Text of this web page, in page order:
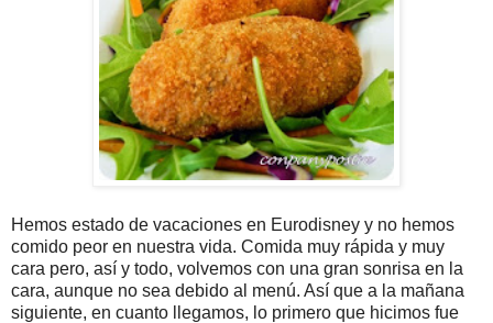
Hemos estado de vacaciones en Eurodisney y no hemos
comido peor en nuestra vida. Comida muy rápida y muy
cara pero, así y todo, volvemos con una gran sonrisa en la
cara, aunque no sea debido al menú. Así que a la mañana
siguiente, en cuanto llegamos, lo primero que hicimos fue